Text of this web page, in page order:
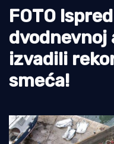
Pomorstvo
Ribolov
Ekologija
Tradicija i kultura
FOTO
dvodnevnoj
izvadili
smeća!